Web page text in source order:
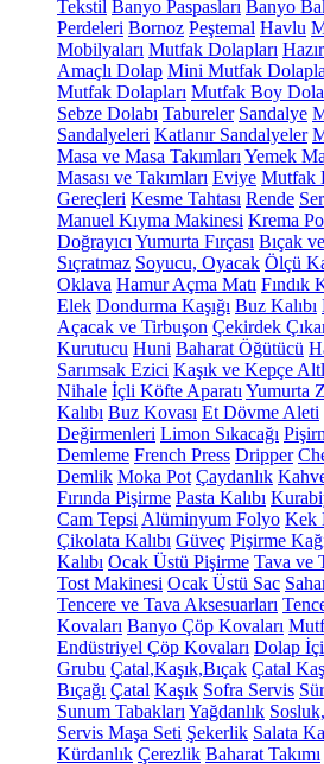
Tekstil Banyo Paspasları Banyo
Perdeleri Bornoz Peştemal Havlu
Mobilyaları Mutfak Dolapları
Amaçlı Dolap Mini Mutfak
Mutfak Dolapları Mutfak Boy
Sebze Dolabı Tabureler Sandalye
Sandalyeleri Katlanır Sandalyeler
Masa ve Masa Takımları Yemek
Masası ve Takımları Eviye Mutfak
Gereçleri Kesme Tahtası Rende
Manuel Kıyma Makinesi Krema
Doğrayıcı Yumurta Fırçası Bıçak
Sıçratmaz Soyucu, Oyacak Ölçü
Oklava Hamur Açma Matı Fındık
Elek Dondurma Kaşığı Buz Kalıbı
Açacak ve Tirbuşon Çekirdek
Kurutucu Huni Baharat Öğütücü
Sarımsak Ezici Kaşık ve Kepçe
Nihale İçli Köfte Aparatı Yumurta
Kalıbı Buz Kovası Et Dövme Aleti
Değirmenleri Limon Sıkacağı
Demleme French Press Dripper
Demlik Moka Pot Çaydanlık
Fırında Pişirme Pasta Kalıbı
Cam Tepsi Alüminyum Folyo Kek
Çikolata Kalıbı Güveç Pişirme
Kalıbı Ocak Üstü Pişirme Tava ve
Tost Makinesi Ocak Üstü Sac
Tencere ve Tava Aksesuarları
Kovaları Banyo Çöp Kovaları
Endüstriyel Çöp Kovaları Dolap
Grubu Çatal,Kaşık,Bıçak Çatal
Bıçağı Çatal Kaşık Sofra Servis
Sunum Tabakları Yağdanlık
Servis Maşa Seti Şekerlik Salata
Kürdanlık Çerezlik Baharat Takımı